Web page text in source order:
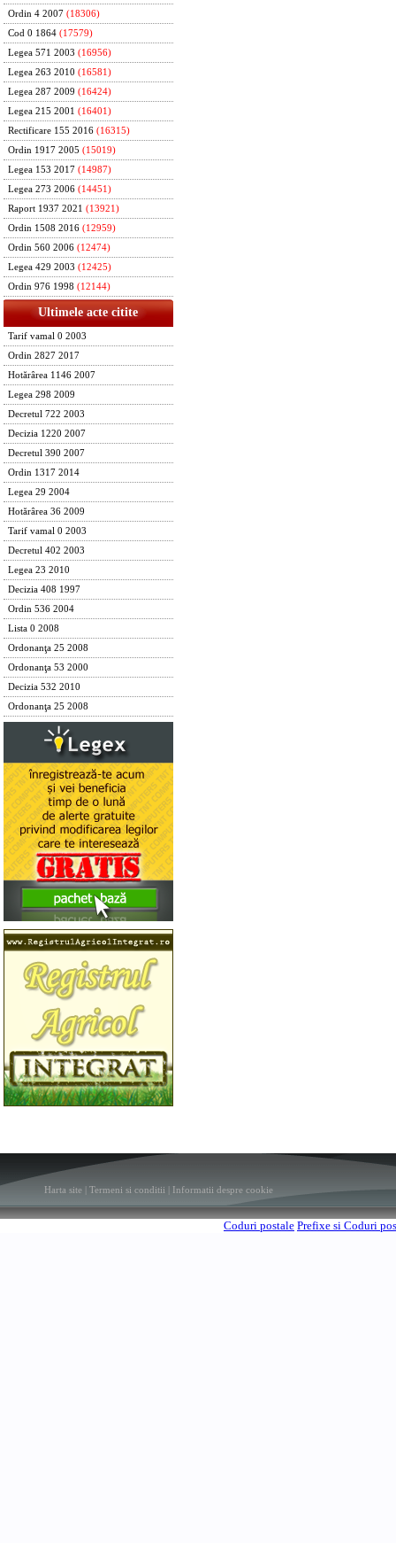
Ordin 4 2007 (18306)
Cod 0 1864 (17579)
Legea 571 2003 (16956)
Legea 263 2010 (16581)
Legea 287 2009 (16424)
Legea 215 2001 (16401)
Rectificare 155 2016 (16315)
Ordin 1917 2005 (15019)
Legea 153 2017 (14987)
Legea 273 2006 (14451)
Raport 1937 2021 (13921)
Ordin 1508 2016 (12959)
Ordin 560 2006 (12474)
Legea 429 2003 (12425)
Ordin 976 1998 (12144)
Ultimele acte citite
Tarif vamal 0 2003
Ordin 2827 2017
Hotărârea 1146 2007
Legea 298 2009
Decretul 722 2003
Decizia 1220 2007
Decretul 390 2007
Ordin 1317 2014
Legea 29 2004
Hotărârea 36 2009
Tarif vamal 0 2003
Decretul 402 2003
Legea 23 2010
Decizia 408 1997
Ordin 536 2004
Lista 0 2008
Ordonanţa 25 2008
Ordonanţa 53 2000
Decizia 532 2010
Ordonanţa 25 2008
Harta site | Termeni si conditii | Informatii despre cookie
Coduri postale Prefixe si Coduri